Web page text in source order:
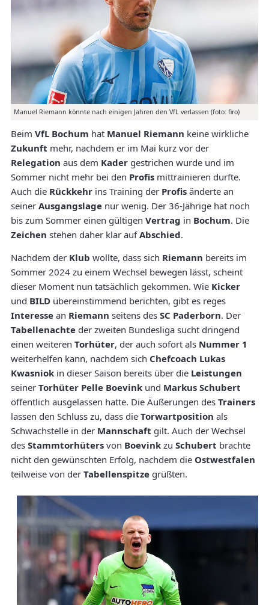
Manuel Riemann könnte nach einigen Jahren den VfL verlassen (foto: firo)
Beim VfL Bochum hat Manuel Riemann keine wirkliche
Zukunft mehr, nachdem er im Mai kurz vor der
Relegation aus dem Kader gestrichen wurde und im
Sommer nicht mehr bei den Profis mittrainieren durfte.
Auch die Rückkehr ins Training der Profis änderte an
seiner Ausgangslage nur wenig. Der 36-Jährige hat noch
bis zum Sommer einen gültigen Vertrag in Bochum. Die
Zeichen stehen daher klar aufAbschied.
Nachdem der Klub wollte, dass sich Riemann bereits im
Sommer 2024 zu einem Wechsel bewegen lässt, scheint
dieser Moment nun tatsächlich gekommen. Wie Kicker
und BILD übereinstimmend berichten, gibt es reges
Interesse an Riemann seitens des SC Paderborn. Der
Tabellenachte der zweiten Bundesliga sucht dringend
einen weiteren Torhüter, der auch sofort als Nummer 1
weiterhelfen kann, nachdem sich Chefcoach Lukas
Kwasniok in dieser Saison bereits über die Leistungen
seiner Torhüter Pelle Boevink und Markus Schubert
öffentlich ausgelassen hatte. Die Äußerungen des Trainers
lassen den Schluss zu, dass die Torwartposition als
Schwachstelle in der Mannschaft gilt. Auch der Wechsel
des Stammtorhüters von Boevink zu Schubert brachte
nicht den gewünschten Erfolg, nachdem die Ostwestfalen
teilweise von der Tabellenspitze grüßten.